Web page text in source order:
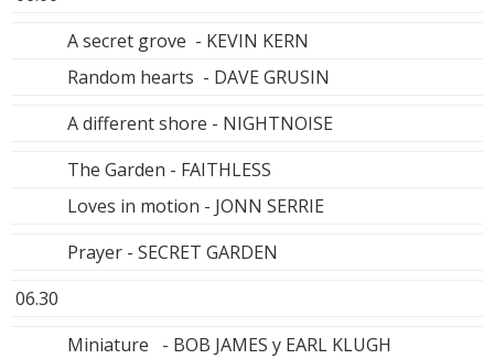
A secret grove - KEVIN KERN
Random hearts - DAVE GRUSIN
A different shore - NIGHTNOISE
The Garden - FAITHLESS
Loves in motion - JONN SERRIE
Prayer - SECRET GARDEN
06.30
Miniature - BOB JAMES y EARL KLUGH